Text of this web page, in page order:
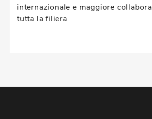
internazionale e maggiore
tutta la filiera